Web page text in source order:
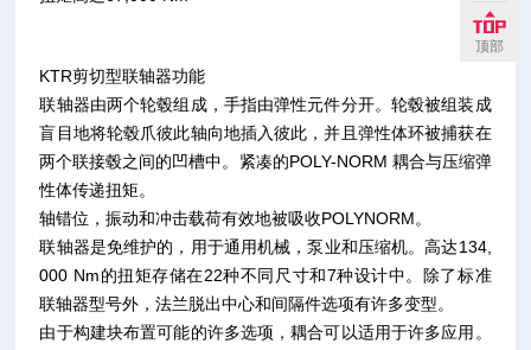
KTR剪切型联轴器功能
联轴器由两个轮毂组成，手指由弹性元件分开。轮毂被组装成
盲目地将轮毂爪彼此轴向地插入彼此，并且弹性体环被捕获在
两个联接毂之间的凹槽中。紧凑的POLY-NORM 耦合与压缩弹
性体传递扭矩。
轴错位，振动和冲击载荷有效地被吸收POLYNORM。
联轴器是免维护的，用于通用机械，泵业和压缩机。高达134,
000 Nm的扭矩存储在22种不同尺寸和7种设计中。除了标准
联轴器型号外，法兰脱出中心和间隔件选项有许多变型。
由于构建块布置可能的许多选项，耦合可以适用于许多应用。
顶部